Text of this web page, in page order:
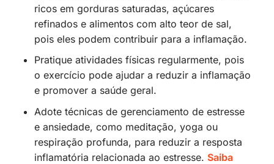
ricos em gorduras saturadas, açúcares
refinados e alimentos com alto teor de sal,
pois eles podem contribuir para a inflamação.
Pratique atividades físicas regularmente, pois
o exercício pode ajudar a reduzir a inflamação
e promover a saúde geral.
Adote técnicas de gerenciamento de estresse
e ansiedade, como meditação, yoga ou
respiração profunda, para reduzir a resposta
inflamatória relacionada ao estresse. Saiba